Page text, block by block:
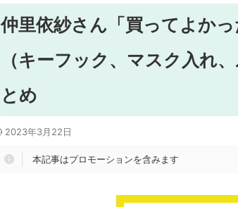
仲里依紗さん「買ってよか
（キーフック、マスク入れ
とめ
2023年3月22日
本記事はプロモーションを含みます